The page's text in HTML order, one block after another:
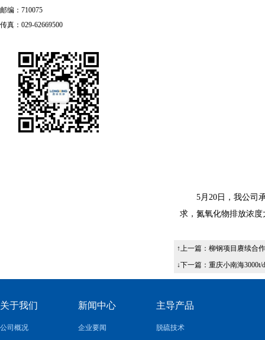
邮编：710075
传真：029-62669500
5月 20 日，我公司
求，氮氧化物排放浓
↑上一篇： 柳钢项目赓续合
↓下一篇： 重庆小南海
关于我们
公司概况
新闻中心
企业要闻
主导产品
脱硫技术